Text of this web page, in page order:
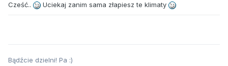
Cześć.. Uciekaj zanim sama złapiesz te klimaty
Bądźcie dzielni! Pa :)